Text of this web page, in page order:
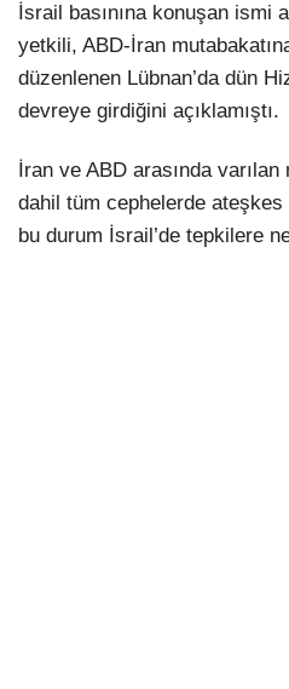
İsrail basınına konuşan ismi
yetkili, ABD-İran
düzenlenen Lübnan’da dün
devreye girdiğini açıklamıştı.
İran ve ABD arasında
dahil tüm cephelerde
bu durum İsrail’de tepkilere